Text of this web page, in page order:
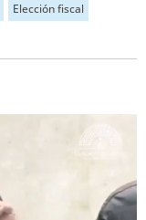
Elección fiscal